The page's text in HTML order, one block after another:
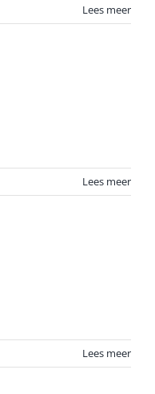
Lees meer
Lees meer
Lees meer